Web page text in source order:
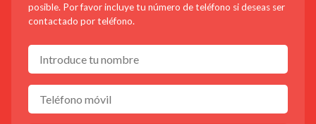
posible. Por favor incluye tu número de teléfono si deseas ser
contactado por teléfono.